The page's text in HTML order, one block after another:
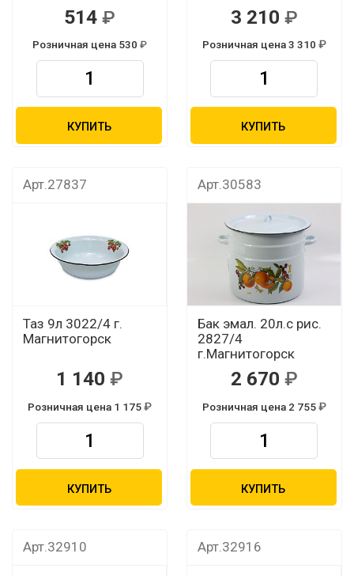
514
Розничная цена 530
КУПИТЬ
3 210
Розничная цена 3 310
КУПИТЬ
Арт.27837
Таз 9л 3022/4 г.
Магнитогорск
1 140
Розничная цена 1 175
КУПИТЬ
Арт.30583
Бак эмал. 20л.с рис.
2827/4
г.Магнитогорск
2 670
Розничная цена 2 755
КУПИТЬ
Арт.32910 Арт.32916